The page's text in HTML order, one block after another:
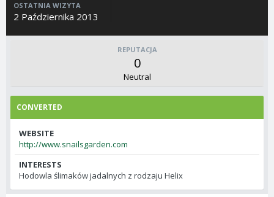
OSTATNIA WIZYTA
2 Października 2013
REPUTACJA
0
Neutral
CONVERTED
WEBSITE
http://www.snailsgarden.com
INTERESTS
Hodowla ślimaków jadalnych z rodzaju Helix